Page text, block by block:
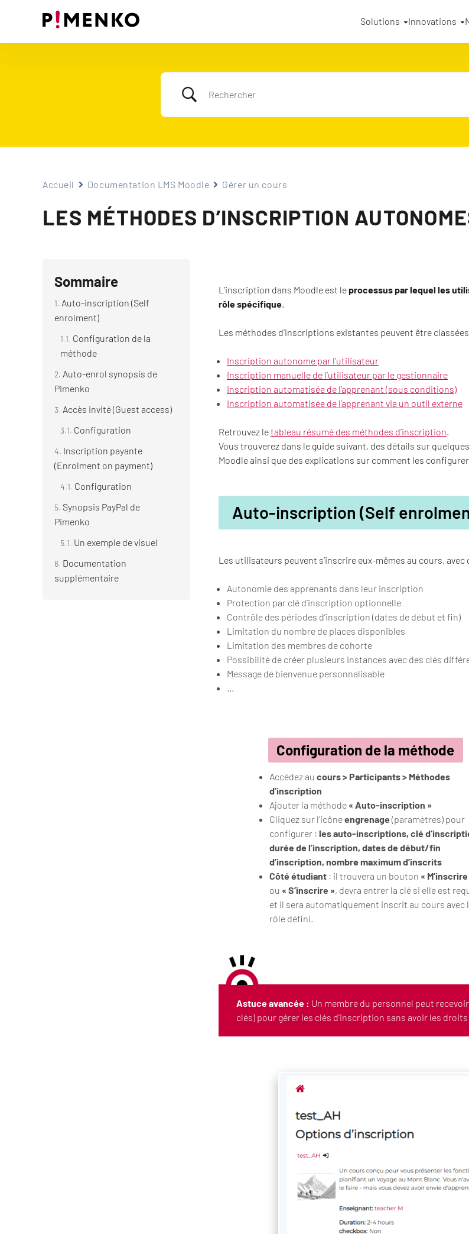
Solutions Innovations
Accueil Documentation LMS Moodle Gérer un cours
LES MÉTHODES D’INSCRIPTION
Sommaire
Auto-inscription (Self
enrolment)
Configuration de la
méthode
Auto-enrol synopsis de
Pimenko
Accès invité (Guest access)
Configuration
Inscription payante
(Enrolment on payment)
Configuration
Synopsis PayPal de
Pimenko
Un exemple de visuel
Documentation
supplémentaire
L’inscription dans Moodle est leprocessus par lequel les
rôle spécifique.
Les méthodes d’inscriptions existantes peuvent être
Inscription autonome par l’utilisateur
Inscription manuelle de l’utilisateur par le gestionnaire
Inscription automatisée de l’apprenant (sous conditions)
Inscription automatisée de l’apprenant via un outil externe
Retrouvez letableau résumé des méthodes d’inscription.
Vous trouverez dans le guide suivant, des détails sur
Moodle ainsi que des explications sur comment les
Auto-inscription (Self
Les utilisateurs peuvent s’inscrire eux-mêmes au cours, avec
Autonomie des apprenants dans leur inscription
Protection par clé d’inscription optionnelle
Contrôle des périodes d’inscription (dates de début et fin)
Limitation du nombre de places disponibles
Limitation des membres de cohorte
Possibilité de créer plusieurs instances avec des clés
Message de bienvenue personnalisable
…
Configuration de la méthode
Accédez au cours > Participants > Méthodes
d’inscription
Ajouter la méthode « Auto-inscription »
Cliquez sur l’icôneengrenage (paramètres) pour
configurer : les auto-inscriptions, clé
durée de l’inscription, dates de début/fin
d’inscription, nombre maximum d’inscrits
Côté étudiant : il trouvera un bouton «
ou « S’inscrire », devra entrer la clé si elle est
et il sera automatiquement inscrit au cours avec
rôle défini.
Astuce avancée : Un membre du personnel peut
clés) pour gérer les clés d’inscription sans avoir les